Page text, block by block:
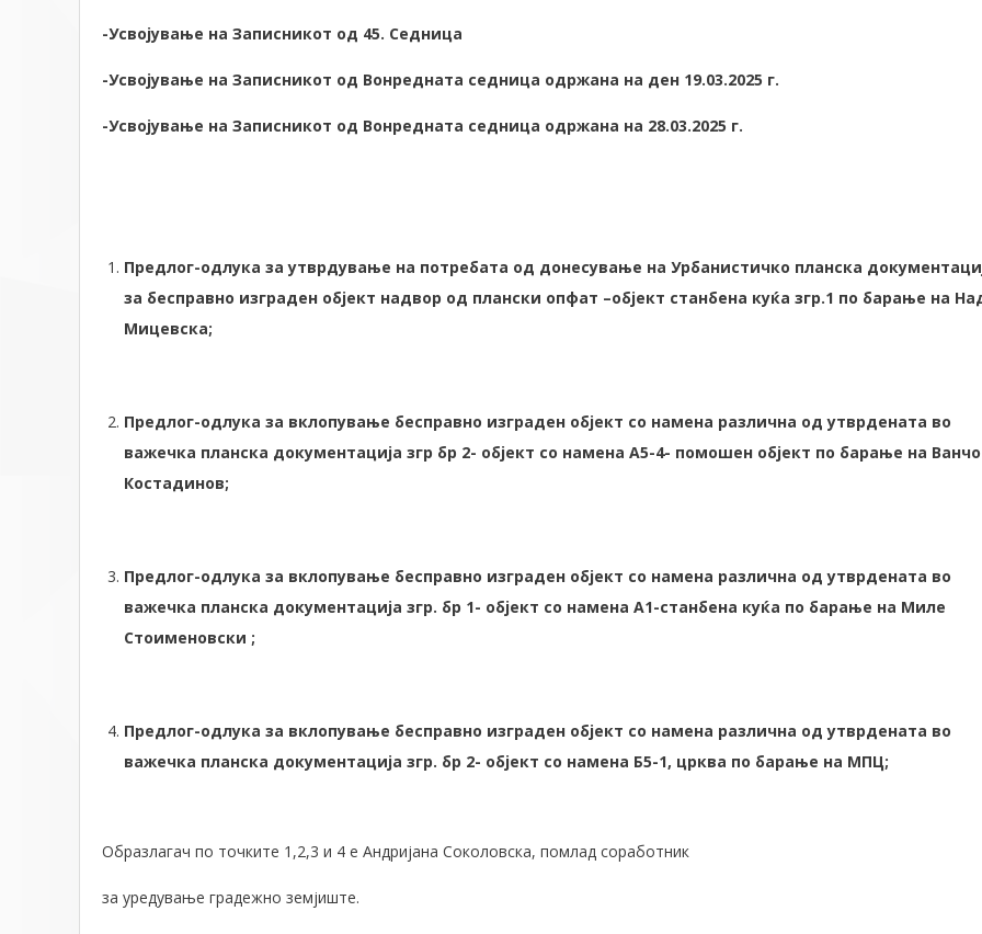
-Усвојување на Записникот од 45. Седница
-Усвојување на Записникот од Вонредната седница одржана на ден 19.03.2025 г.
-Усвојување на Записникот од Вонредната седница одржана на 28.03.2025 г.
Предлог-одлука за утврдување на потребата од донесување на Урбанистичко планска
за бесправно изграден објект надвор од плански опфат –објект станбена куќа згр.1 по барање на
Мицевска;
Предлог-одлука за вклопување бесправно изграден објект со намена различна од утврдената во
важечка планска документација згр бр 2- објект со намена А5-4- помошен објект по барање на Ванчо
Костадинов;
Предлог-одлука за вклопување бесправно изграден објект со намена различна од утврдената во
важечка планска документација згр. бр 1- објект со намена А1-станбена куќа по барање на Миле
Стоименовски ;
Предлог-одлука за вклопување бесправно изграден објект со намена различна од утврдената во
важечка планска документација згр. бр 2- објект со намена Б5-1, црква по барање на МПЦ;
Образлагач по точките 1,2,3 и 4 е Андријана Соколовска, помлад соработник
за уредување градежно земјиште.